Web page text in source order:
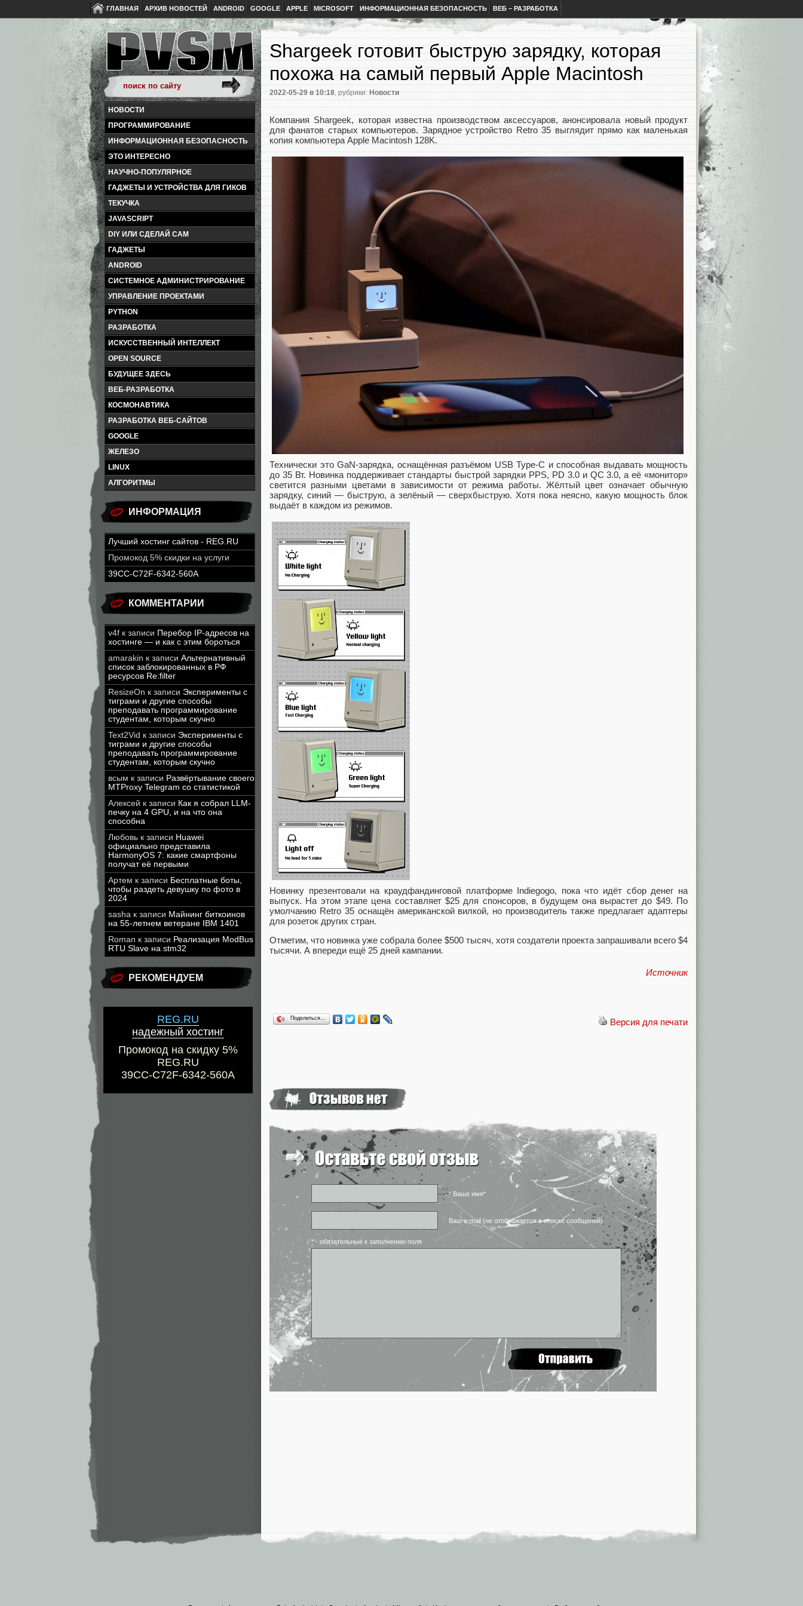
ГЛАВНАЯ АРХИВ НОВОСТЕЙ ANDROID GOOGLE APPLE MICROSOFT ИНФОРМАЦИОННАЯ БЕЗОПАСНОСТЬ ВЕБ – РАЗРАБОТКА
НОВОСТИ
ПРОГРАММИРОВАНИЕ
ИНФОРМАЦИОННАЯ БЕЗОПАСНОСТЬ
ЭТО ИНТЕРЕСНО
НАУЧНО-ПОПУЛЯРНОЕ
ГАДЖЕТЫ И УСТРОЙСТВА ДЛЯ ГИКОВ
ТЕКУЧКА
JAVASCRIPT
DIY ИЛИ СДЕЛАЙ САМ
ГАДЖЕТЫ
ANDROID
СИСТЕМНОЕ АДМИНИСТРИРОВАНИЕ
УПРАВЛЕНИЕ ПРОЕКТАМИ
PYTHON
РАЗРАБОТКА
ИСКУССТВЕННЫЙ ИНТЕЛЛЕКТ
OPEN SOURCE
БУДУЩЕЕ ЗДЕСЬ
ВЕБ-РАЗРАБОТКА
КОСМОНАВТИКА
РАЗРАБОТКА ВЕБ-САЙТОВ
GOOGLE
ЖЕЛЕЗО
LINUX
АЛГОРИТМЫ
ИНФОРМАЦИЯ
Лучший хостинг сайтов - REG.RU
Промокод 5% скидки на услуги
39CC-C72F-6342-560A
КОММЕНТАРИИ
v4f к записи Перебор IP-адресов на
хостинге — и как с этим бороться
amarakin к записи Альтернативный
список заблокированных в РФ
ресурсов Re:filter
ResizeOn к записи Эксперименты с
тиграми и другие способы
преподавать программирование
студентам, которым скучно
Text2Vid к записи Эксперименты с
тиграми и другие способы
преподавать программирование
студентам, которым скучно
всым к записи Развёртывание своего
MTProxy Telegram со статистикой
Алексей к записи Как я собрал LLM-
печку на 4 GPU, и на что она
способна
Любовь к записи Huawei
официально представила
HarmonyOS 7: какие смартфоны
получат её первыми
Артем к записи Бесплатные боты,
чтобы раздеть девушку по фото в
2024
sasha к записи Майнинг биткоинов
на 55-летнем ветеране IBM 1401
Roman к записи Реализация ModBus
RTU Slave на stm32
РЕКОМЕНДУЕМ
REG.RU
надежный хостинг
Промокод на скидку 5%
REG.RU
39CC-C72F-6342-560A
Shargeek готовит быструю зарядку, которая
похожа на самый первый Apple Macintosh
2022-05-29 в 10:18, рубрики: Новости
Компания Shargeek, которая известна производством аксессуаров, анонсировала новый продукт
для фанатов старых компьютеров. Зарядное устройство Retro 35 выглядит прямо как маленькая
копия компьютера Apple Macintosh 128K.
Технически это GaN-зарядка, оснащённая разъёмом USB Type-C и способная выдавать мощность
до 35 Вт. Новинка поддерживает стандарты быстрой зарядки PPS, PD 3.0 и QC 3.0, а её «монитор»
светится разными цветами в зависимости от режима работы. Жёлтый цвет означает обычную
зарядку, синий — быструю, а зелёный — сверхбыструю. Хотя пока неясно, какую мощность блок
выдаёт в каждом из режимов.
Новинку презентовали на краудфандинговой платформе Indiegogo, пока что идёт сбор денег на
выпуск. На этом этапе цена составляет $25 для спонсоров, в будущем она вырастет до $49. По
умолчанию Retro 35 оснащён американской вилкой, но производитель также предлагает адаптеры
для розеток других стран.
Отметим, что новинка уже собрала более $500 тысяч, хотя создатели проекта запрашивали всего $4
тысячи. А впереди ещё 25 дней кампании.
Источник
Версия для печати
Поделиться…
* Ваше имя*
Ваш e-mail (не отображается в списке сообщений)
* - обязательные к заполнению поля